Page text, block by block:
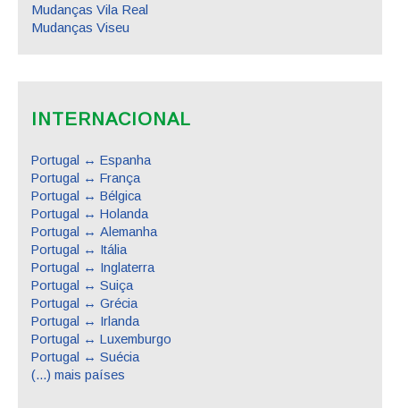
Mudanças Vila Real
Mudanças Viseu
INTERNACIONAL
Portugal ↔ Espanha
Portugal ↔ França
Portugal ↔ Bélgica
Portugal ↔ Holanda
Portugal ↔ Alemanha
Portugal ↔ Itália
Portugal ↔ Inglaterra
Portugal ↔ Suiça
Portugal ↔ Grécia
Portugal ↔ Irlanda
Portugal ↔ Luxemburgo
Portugal ↔ Suécia
(...) mais países